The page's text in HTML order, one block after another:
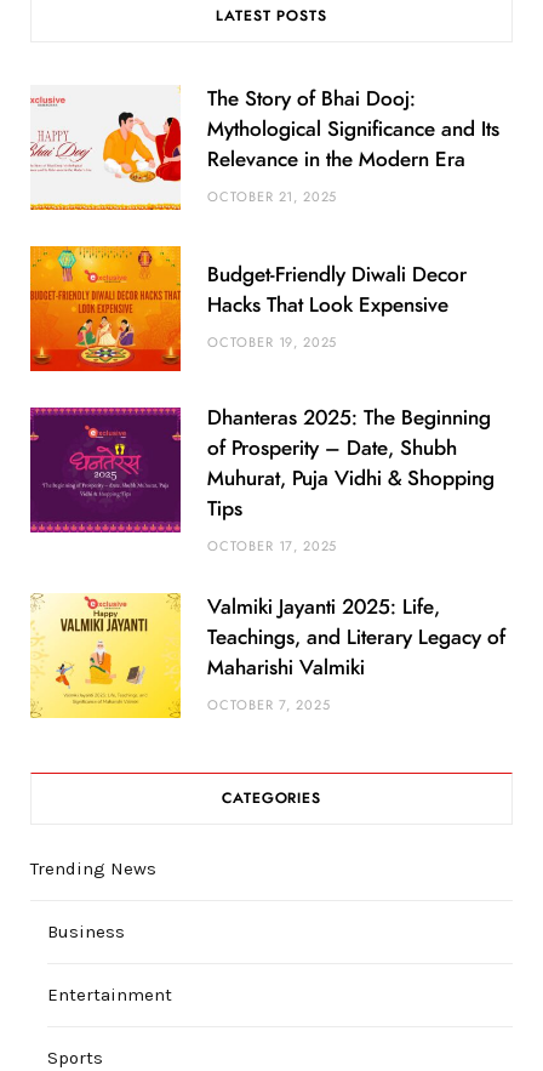
LATEST POSTS
The Story of Bhai Dooj:
Mythological Significance and Its
Relevance in the Modern Era
OCTOBER 21, 2025
Budget-Friendly Diwali Decor
Hacks That Look Expensive
OCTOBER 19, 2025
Dhanteras 2025: The Beginning
of Prosperity – Date, Shubh
Muhurat, Puja Vidhi & Shopping
Tips
OCTOBER 17, 2025
Valmiki Jayanti 2025: Life,
Teachings, and Literary Legacy of
Maharishi Valmiki
OCTOBER 7, 2025
CATEGORIES
Trending News
Business
Entertainment
Sports